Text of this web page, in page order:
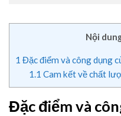
Nội
1 Đặc điểm và công dụng
1.1 Cam kết về chất
Đặc điểm và